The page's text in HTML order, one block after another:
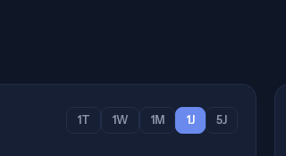
1T 1W 1M 1J 5J